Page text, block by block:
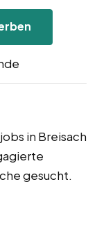
in Breisach
gesucht.